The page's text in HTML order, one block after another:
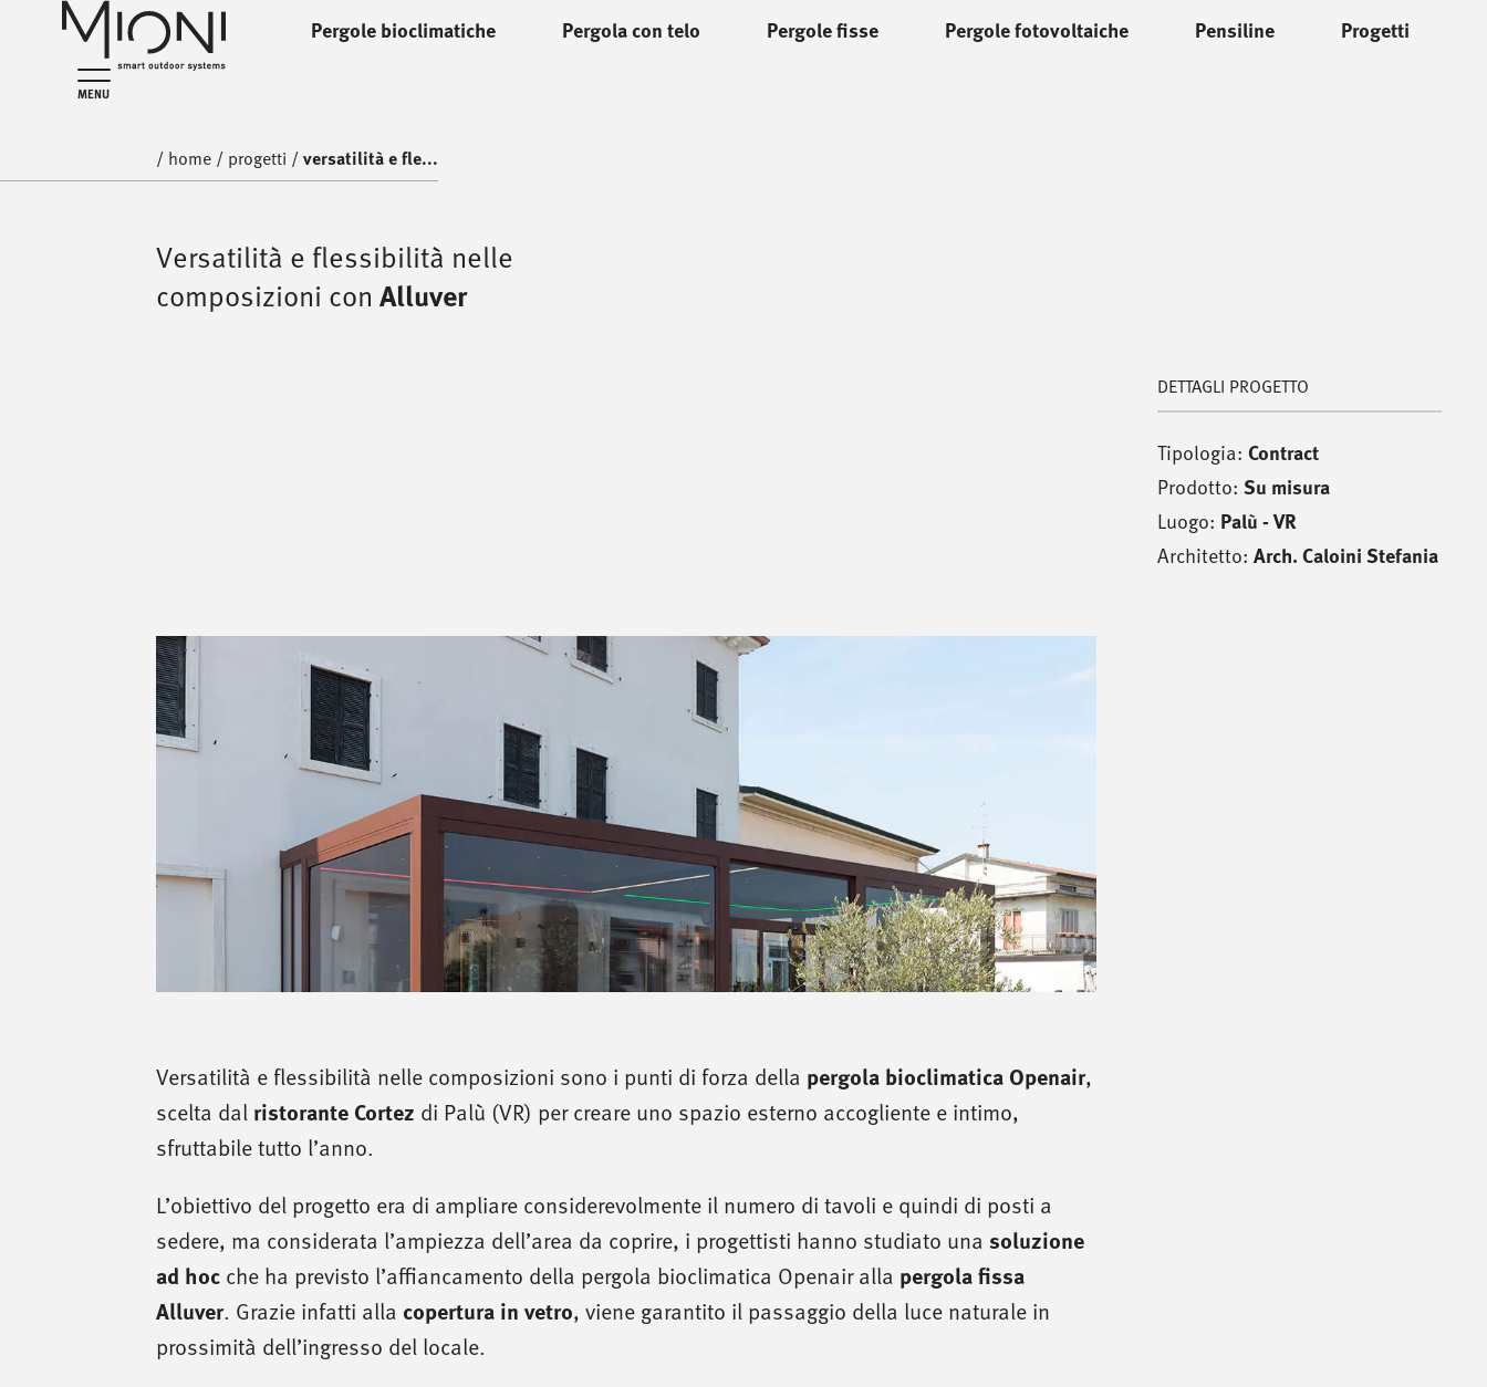
home Pergole bioclimatiche Pergola con telo Pergole fisse Pergole fotovoltaiche Pensiline Progetti
MENU
/ home / progetti /versatilità e fle...
Versatilità e flessibilità nelle
composizioni conAlluver
Versatilità e flessibilità nelle composizioni sono i punti di forza della pergola bioclimatica Openair,
scelta dal ristorante Cortez di Palù (VR) per creare uno spazio esterno accogliente e intimo,
sfruttabile tutto l’anno.
L’obiettivo del progetto era di ampliare considerevolmente il numero di tavoli e quindi di posti a
sedere, ma considerata l’ampiezza dell’area da coprire, i progettisti hanno studiato unasoluzione
ad hoc che ha previsto l’affiancamento della pergola bioclimatica Openair alla pergola fissa
Alluver. Grazie infatti alla copertura in vetro, viene garantito il passaggio della luce naturale in
prossimità dell’ingresso del locale.
DETTAGLI PROGETTO
Tipologia: Contract
Prodotto: Su misura
Luogo: Palù - VR
Architetto: Arch. Caloini Stefania